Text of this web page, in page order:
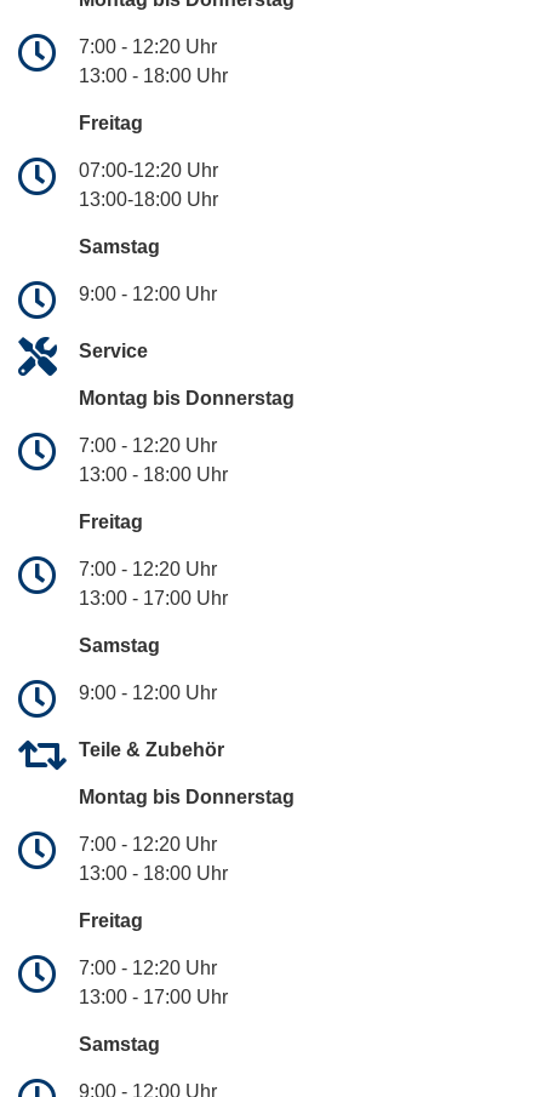
7:00 - 12:20 Uhr
13:00 - 18:00 Uhr
Freitag
07:00-12:20 Uhr
13:00-18:00 Uhr
Samstag
9:00 - 12:00 Uhr
Service
Montag bis Donnerstag
7:00 - 12:20 Uhr
13:00 - 18:00 Uhr
Freitag
7:00 - 12:20 Uhr
13:00 - 17:00 Uhr
Samstag
9:00 - 12:00 Uhr
Teile & Zubehör
Montag bis Donnerstag
7:00 - 12:20 Uhr
13:00 - 18:00 Uhr
Freitag
7:00 - 12:20 Uhr
13:00 - 17:00 Uhr
Samstag
9:00 - 12:00 Uhr